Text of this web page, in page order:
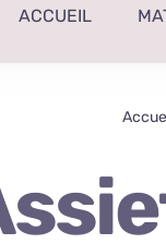
ACCUEIL